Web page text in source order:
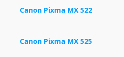
Canon Pixma MX 522
Canon Pixma MX 525